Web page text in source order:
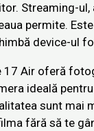
Streaming-ul,
permite.
device-ul
Air oferă
ideală
sunt mai
fără să te